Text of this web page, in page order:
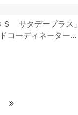
Ｓ サタデープラス」
コーディネーター...